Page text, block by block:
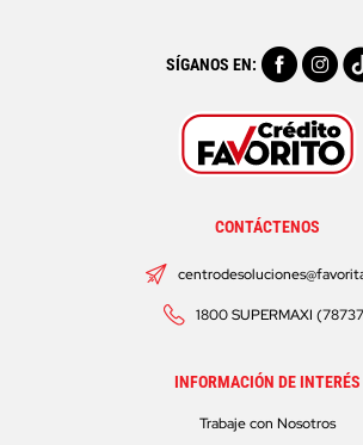
SÍGANOS EN:
CONTÁCTENOS
1800 SUPERMAXI
INFORMACIÓN DE INTERÉS
Trabaje con Nosotros